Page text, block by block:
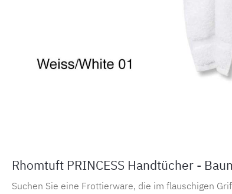
Rhomtuft PRINCESS Handtücher -
Suchen Sie eine Frottierware, die im flauschigen